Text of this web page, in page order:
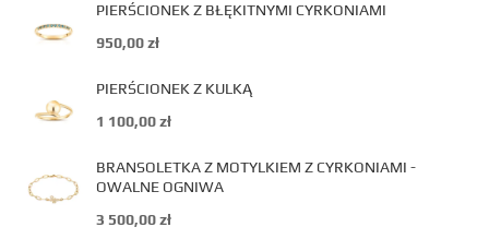
PIERŚCIONEK Z BŁĘKITNYMI CYRKONIAMI
950,00zł
PIERŚCIONEK Z KULKĄ
1 100,00zł
BRANSOLETKA Z MOTYLKIEM Z CYRKONIAMI -
OWALNE OGNIWA
3 500,00zł